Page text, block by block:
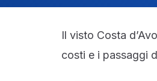
Il visto Costa
costi e i passaggi